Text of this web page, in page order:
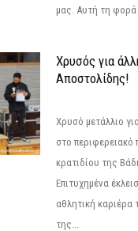
μας. Αυτή τη φορά
Χρυσός για
Αποστολίδης!
Χρυσό μετάλλιο
στο
κρατιδίου της
Επιτυχημένα
αθλητική καριέρα
της...